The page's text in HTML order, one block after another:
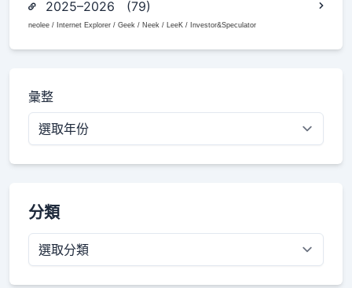
2025–2026 (79)
neolee / Internet Explorer / Geek / Neek / LeeK / Investor&Speculator
彙整
分類
分
類